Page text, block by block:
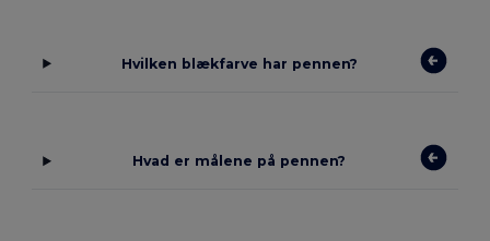
Hvilken blækfarve har pennen?
Hvad er målene på pennen?